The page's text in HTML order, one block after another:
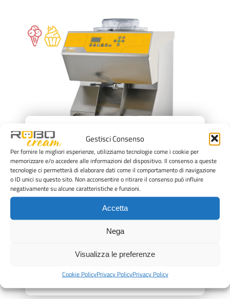
Gestisci Consenso
Per fornire le migliori esperienze, utilizziamo tecnologie come i cookie per
memorizzare e/o accedere alle informazioni del dispositivo. Il consenso a queste
tecnologie ci permetterà di elaborare dati come il comportamento di navigazione
o ID unici su questo sito. Non acconsentire o ritirare il consenso può influire
negativamente su alcune caratteristiche e funzioni.
Accetta
Nega
Visualizza le preferenze
Cookie PolicyPrivacy PolicyPrivacy Policy
PastoCrema ROBOcream
R4021 da pavimento 40 litri